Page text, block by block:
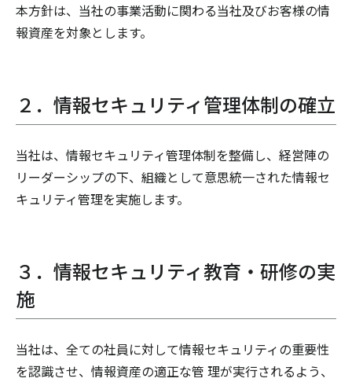
本方針は、当社の事業活動に関わる当社及びお客様の情
報資産を対象とします。
２．情報セキュリティ管理体制の確立
当社は、情報セキュリティ管理体制を整備し、経営陣の
リーダーシップの下、組織として意思統一された情報セ
キュリティ管理を実施します。
３．情報セキュリティ教育・研修の実
施
当社は、全ての社員に対して情報セキュリティの重要性
を認識させ、情報資産の適正な管 理が実行されるよう、